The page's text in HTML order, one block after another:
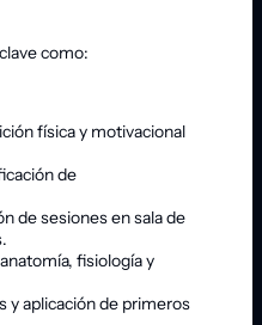
como:
física y motivacional
de
de sesiones en sala de
fisiología y
y aplicación de primeros